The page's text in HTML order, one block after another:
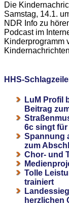
Die
Samstag, 14.1.
NDR Info zu
Podcast im
Kinderprogramm
HHS-
LuM Profil
Beitrag
6c singt
Spannung
zum
Chor- und
Tolle
trainiert
herzlichen